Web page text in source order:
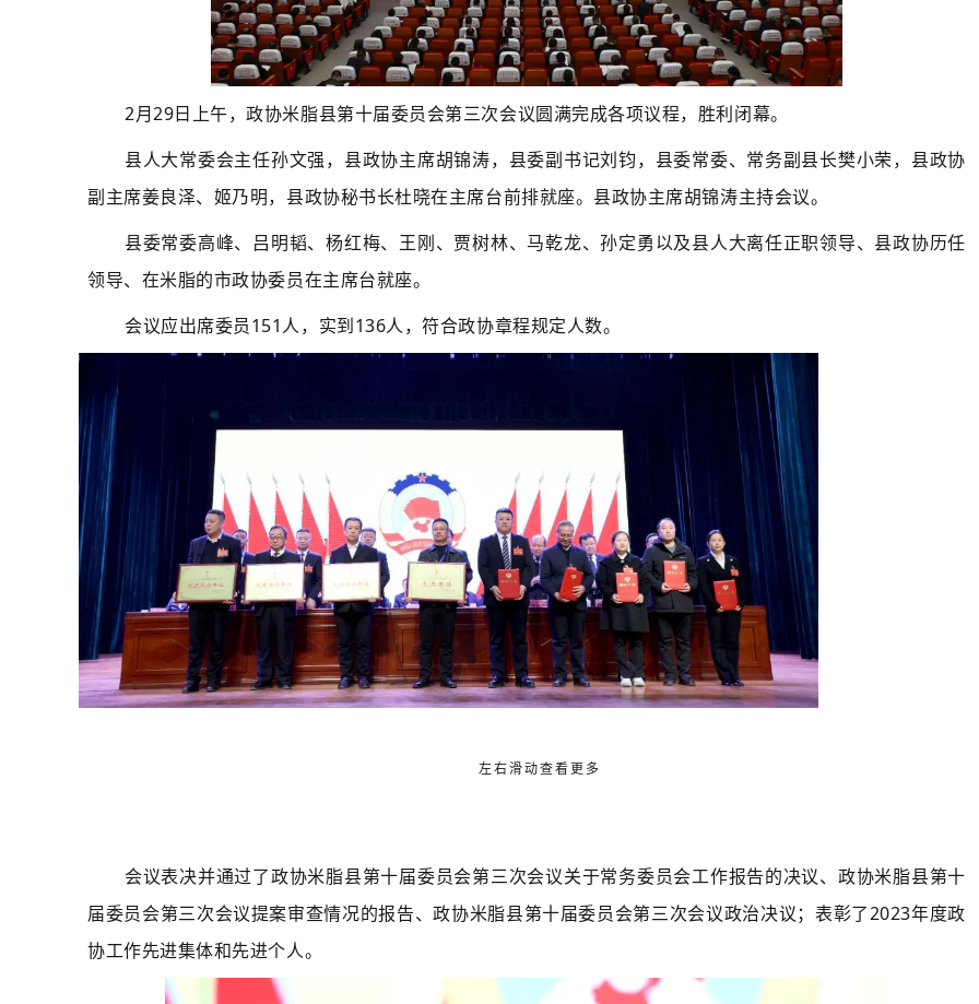
2月29日上午，政协米脂县第十届委员会第三次会议圆满完成各项议程，胜利闭幕。
县人大常委会主任孙文强，县政协主席胡锦涛，县委副书记刘钧，县委常委、常务副县长樊小荣，县政协
副主席姜良泽、姬乃明，县政协秘书长杜晓在主席台前排就座。县政协主席胡锦涛主持会议。
县委常委高峰、吕明韬、杨红梅、王刚、贾树林、马乾龙、孙定勇以及县人大离任正职领导、县政协历任
领导、在米脂的市政协委员在主席台就座。
会议应出席委员151人，实到136人，符合政协章程规定人数。
左右滑动查看更多
会议表决并通过了政协米脂县第十届委员会第三次会议关于常务委员会工作报告的决议、政协米脂县第十
届委员会第三次会议提案审查情况的报告、政协米脂县第十届委员会第三次会议政治决议；表彰了2023年度政
协工作先进集体和先进个人。